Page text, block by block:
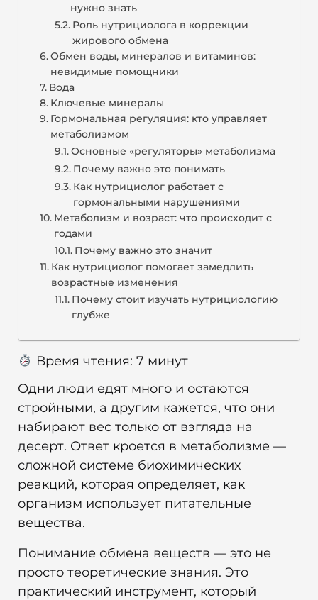
нужно знать
Роль нутрициолога в коррекции
жирового обмена
Обмен воды, минералов и витаминов:
невидимые помощники
Вода
Ключевые минералы
Гормональная регуляция: кто управляет
метаболизмом
Основные «регуляторы» метаболизма
Почему важно это понимать
Как нутрициолог работает с
гормональными нарушениями
Метаболизм и возраст: что происходит с
годами
Почему важно это значит
Как нутрициолог помогает замедлить
возрастные изменения
Почему стоит изучать нутрициологию
глубже
Время чтения: 7 минут
Одни люди едят много и остаются
стройными, а другим кажется, что они
набирают вес только от взгляда на
десерт. Ответ кроется в метаболизме —
сложной системе биохимических
реакций, которая определяет, как
организм использует питательные
вещества.
Понимание обмена веществ — это не
просто теоретические знания. Это
практический инструмент, который